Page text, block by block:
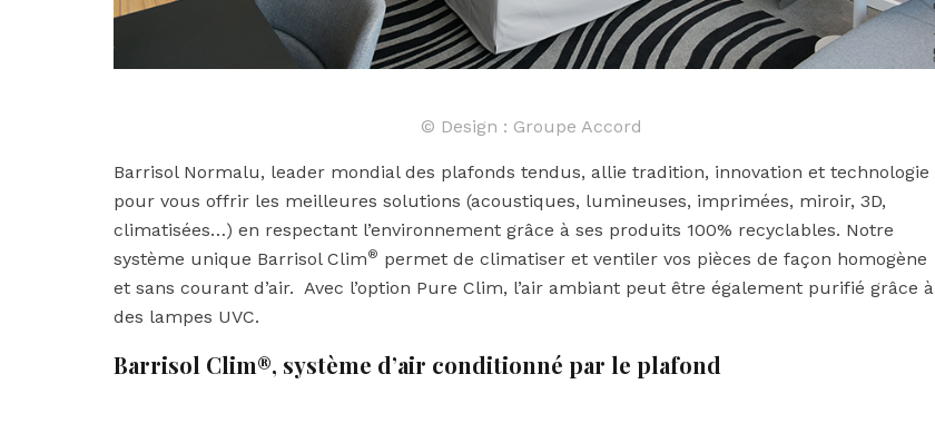
© Design : Groupe Accord
Barrisol Normalu, leader mondial des plafonds tendus, allie tradition, innovation et technologie
pour vous offrir les meilleures solutions (acoustiques, lumineuses, imprimées, miroir, 3D,
climatisées…) en respectant l’environnement grâce à ses produits 100% recyclables. Notre
système unique Barrisol Clim® permet de climatiser et ventiler vos pièces de façon homogène
et sans courant d’air. Avec l’option Pure Clim, l’air ambiant peut être également purifié grâce à
des lampes UVC.
Barrisol Clim®, système d’air conditionné par le plafond